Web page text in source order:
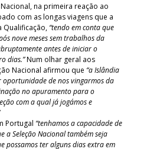
na primeira reação ao
com as longas viagens que a
Qualificação,“tendo em conta que
nove meses sem trabalhos da
antes de iniciar o
dias.”Num olhar geral aos
Nacional afirmou que “a Islândia
de nos vingarmos da
no apuramento para o
com a qual já jogámos e
Portugal “tenhamos a capacidade de
a Seleção Nacional também seja
possamos ter alguns dias extra em